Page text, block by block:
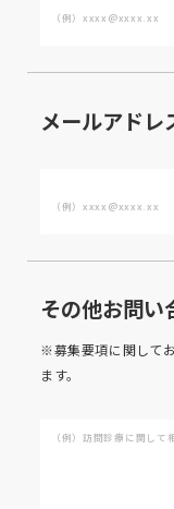
メールアドレ
その他お問い
※募集要項に関して
ます。